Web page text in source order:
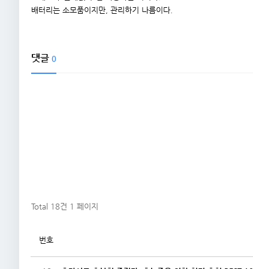
배터리는 소모품이지만, 관리하기 나름이다.
댓글 0
Total 18건 1 페이지
번호